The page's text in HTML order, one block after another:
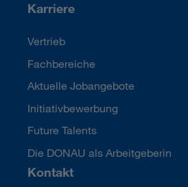
Karriere
Vertrieb
Fachbereiche
Aktuelle Jobangebote
Initiativbewerbung
Future Talents
Die DONAU als Arbeitgeberin
Kontakt